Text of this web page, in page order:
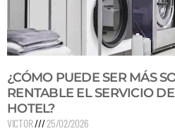
¿CÓMO PUEDE SER MÁS
RENTABLE EL SERVICIO
HOTEL?
VICTOR 25/02/2026